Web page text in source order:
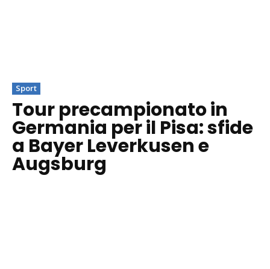
Sport
Tour precampionato in
Germania per il Pisa: sfide
a Bayer Leverkusen e
Augsburg